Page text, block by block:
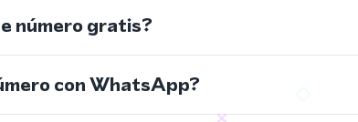
número gratis?
con WhatsApp?